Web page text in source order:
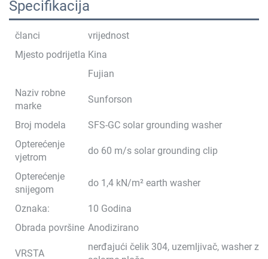
Specifikacija
članci
vrijednost
Mjesto podrijetla Kina
Fujian
Naziv robne
marke
Sunforson
Broj modela
SFS-GC solar grounding washer
Opterećenje
vjetrom
do 60 m/s solar grounding clip
Opterećenje
snijegom
do 1,4 kN/m² earth washer
Oznaka:
10 Godina
Obrada površine Anodizirano
VRSTA
nerđajući čelik 304, uzemljivač, washer za